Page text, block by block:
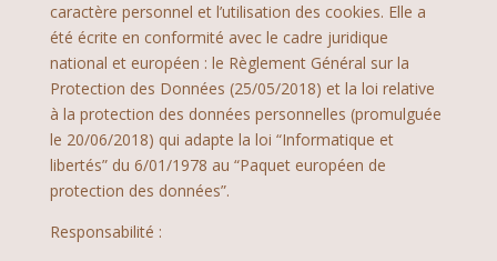
caractère personnel et l’utilisation des cookies. Elle a
été écrite en conformité avec le cadre juridique
national et européen : le Règlement Général sur la
Protection des Données (25/05/2018) et la loi relative
à la protection des données personnelles (promulguée
le 20/06/2018) qui adapte la loi “Informatique et
libertés” du 6/01/1978 au “Paquet européen de
protection des données”.
Responsabilité :